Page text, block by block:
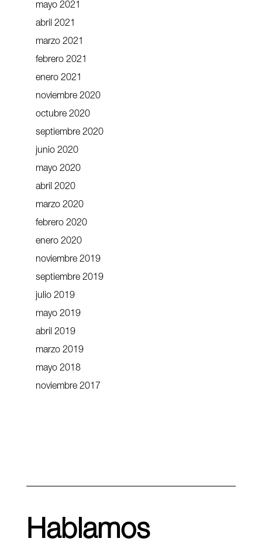
mayo 2021
abril 2021
marzo 2021
febrero 2021
enero 2021
noviembre 2020
octubre 2020
septiembre 2020
junio 2020
mayo 2020
abril 2020
marzo 2020
febrero 2020
enero 2020
noviembre 2019
septiembre 2019
julio 2019
mayo 2019
abril 2019
marzo 2019
mayo 2018
noviembre 2017
Hablamos